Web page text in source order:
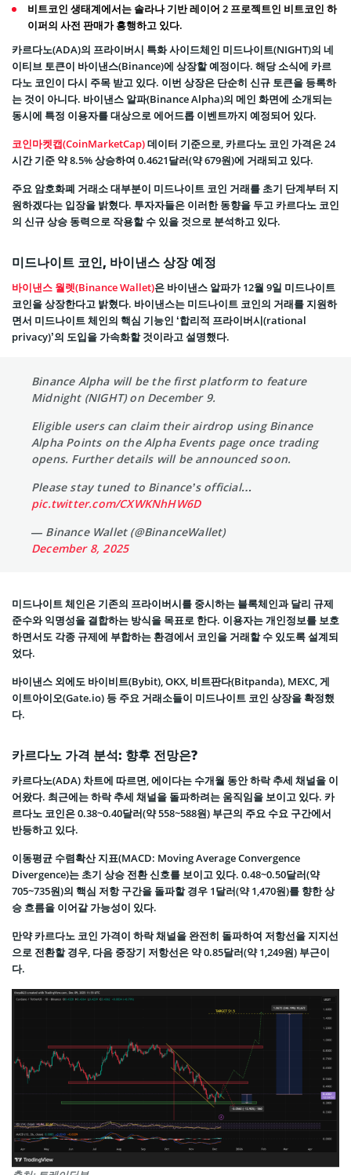
비트코인 생태계에서는 솔라나 기반 레이어 2 프로젝트인 비트코인 하
이퍼의 사전 판매가 흥행하고 있다.
카르다노(ADA)의 프라이버시 특화 사이드체인 미드나이트(NIGHT)의 네
이티브 토큰이 바이낸스(Binance)에 상장할 예정이다. 해당 소식에 카르
다노 코인이 다시 주목 받고 있다. 이번 상장은 단순히 신규 토큰을 등록하
는 것이 아니다. 바이낸스 알파(Binance Alpha)의 메인 화면에 소개되는
동시에 특정 이용자를 대상으로 에어드롭 이벤트까지 예정되어 있다.
코인마켓캡(CoinMarketCap)데이터 기준으로, 카르다노 코인 가격은 24
시간 기준 약 8.5% 상승하여 0.4621달러(약 679원)에 거래되고 있다.
주요 암호화폐 거래소 대부분이 미드나이트 코인 거래를 초기 단계부터 지
원하겠다는 입장을 밝혔다. 투자자들은 이러한 동향을 두고 카르다노 코인
의 신규 상승 동력으로 작용할 수 있을 것으로 분석하고 있다.
미드나이트 코인, 바이낸스 상장 예정
바이낸스 월렛(Binance Wallet)은 바이낸스 알파가 12월 9일 미드나이트
코인을 상장한다고 밝혔다. 바이낸스는 미드나이트 코인의 거래를 지원하
면서 미드나이트 체인의 핵심 기능인 ‘합리적 프라이버시(rational
privacy)’의 도입을 가속화할 것이라고 설명했다.
Binance Alpha will be the first platform to feature
Midnight (NIGHT) on December 9.
Eligible users can claim their airdrop using Binance
Alpha Points on the Alpha Events page once trading
opens. Further details will be announced soon.
Please stay tuned to Binance’s official…
pic.twitter.com/CXWKNhHW6D
— Binance Wallet (@BinanceWallet)
December 8, 2025
미드나이트 체인은 기존의 프라이버시를 중시하는 블록체인과 달리 규제
준수와 익명성을 결합하는 방식을 목표로 한다. 이용자는 개인정보를 보호
하면서도 각종 규제에 부합하는 환경에서 코인을 거래할 수 있도록 설계되
었다.
바이낸스 외에도 바이비트(Bybit), OKX, 비트판다(Bitpanda), MEXC, 게
이트아이오(Gate.io) 등 주요 거래소들이 미드나이트 코인 상장을 확정했
다.
카르다노 가격 분석: 향후 전망은?
카르다노(ADA) 차트에 따르면, 에이다는 수개월 동안 하락 추세 채널을 이
어왔다. 최근에는 하락 추세 채널을 돌파하려는 움직임을 보이고 있다. 카
르다노 코인은 0.38~0.40달러(약 558~588원) 부근의 주요 수요 구간에서
반등하고 있다.
이동평균 수렴확산 지표(MACD: Moving Average Convergence
Divergence)는 초기 상승 전환 신호를 보이고 있다. 0.48~0.50달러(약
705~735원)의 핵심 저항 구간을 돌파할 경우 1달러(약 1,470원)를 향한 상
승 흐름을 이어갈 가능성이 있다.
만약 카르다노 코인 가격이 하락 채널을 완전히 돌파하여 저항선을 지지선
으로 전환할 경우, 다음 중장기 저항선은 약 0.85달러(약 1,249원) 부근이
다.